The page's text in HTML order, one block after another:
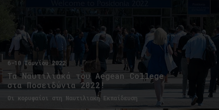
6-10 Ιουνίου 2022
Τα Ναυτιλιακά του Aegean College
στα Ποσειδώνια 2022!
Οι κορυφαίοι στη Ναυτιλιακή Εκπαίδευση